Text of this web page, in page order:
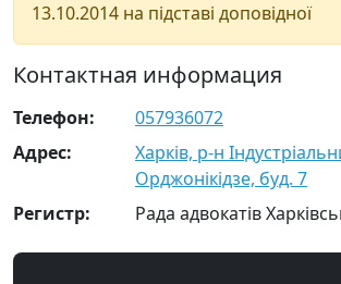
13.10.2014 на підставі доповідної
Контактная информация
Телефон:
057936072
Адрес:
Харків, р-н
Орджонікідзе, буд. 7
Регистр:
Рада адвокатів